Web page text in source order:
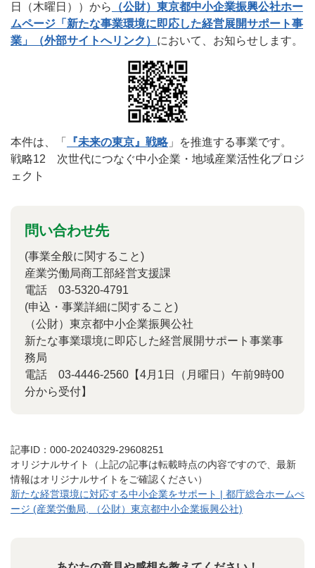
日（木曜日））から
（公財）東京都中小企業振興公社ホー
ムページ「新たな事業環境に即応した経営展開サポート事
業」（外部サイトへリンク） において、お知らせします。
本件は、「 『未来の東京』戦略」を推進する事業です。
戦略12 次世代につなぐ中小企業・地域産業活性化プロジ
ェクト
問い合わせ先
(事業全般に関すること)
産業労働局商工部経営支援課
電話 03-5320-4791
(申込・事業詳細に関すること)
（公財）東京都中小企業振興公社
新たな事業環境に即応した経営展開サポート事業事
務局
電話 03-4446-2560【4月1日（月曜日）午前9時00
分から受付】
記事ID：000-20240329-29608251
オリジナルサイト（上記の記事は転載時点の内容ですので、最新
情報はオリジナルサイトをご確認ください）
新たな経営環境に対応する中小企業をサポート | 都庁総合ホームぺ
ージ (産業労働局, （公財）東京都中小企業振興公社)